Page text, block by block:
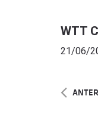
WTT
21/06/